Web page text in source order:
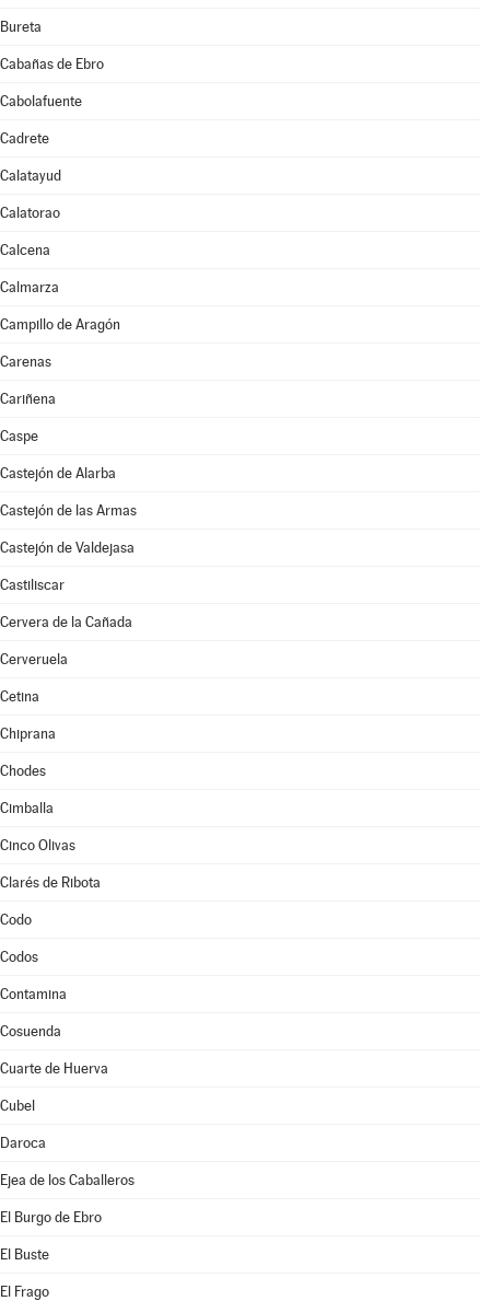
Bureta
Cabañas de Ebro
Cabolafuente
Cadrete
Calatayud
Calatorao
Calcena
Calmarza
Campillo de Aragón
Carenas
Cariñena
Caspe
Castejón de Alarba
Castejón de las Armas
Castejón de Valdejasa
Castiliscar
Cervera de la Cañada
Cerveruela
Cetina
Chiprana
Chodes
Cimballa
Cinco Olivas
Clarés de Ribota
Codo
Codos
Contamina
Cosuenda
Cuarte de Huerva
Cubel
Daroca
Ejea de los Caballeros
El Burgo de Ebro
El Buste
El Frago